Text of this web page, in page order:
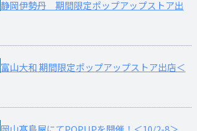
静岡伊勢丹 期間限定ポップアップストア出
富山大和 期間限定ポップアップストア出店＜